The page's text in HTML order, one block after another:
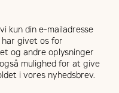
kun din e-mailadresse
givet os for
og andre oplysninger
mulighed for at give
i vores nyhedsbrev.